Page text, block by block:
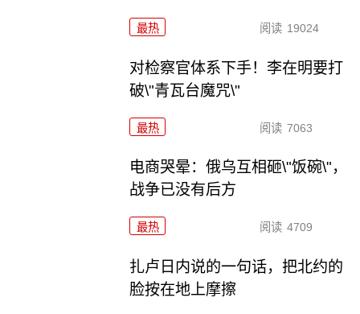
最热 阅读 19024
对检察官体系下手！李在明要打
破\"青瓦台魔咒\"
最热 阅读 7063
电商哭晕：俄乌互相砸\"饭碗\"，
战争已没有后方
最热 阅读 4709
扎卢日内说的一句话，把北约的
脸按在地上摩擦